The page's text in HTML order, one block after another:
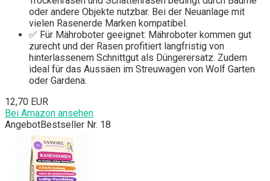
oder andere Objekte nutzbar. Bei der Neuanlage mit
vielen Rasenerde Marken kompatibel.
✅ Für Mähroboter geeignet: Mähroboter kommen gut
zurecht und der Rasen profitiert langfristig von
hinterlassenem Schnittgut als Düngerersatz. Zudem
ideal für das Aussäen im Streuwagen von Wolf Garten
oder Gardena.
12,70 EUR
Bei Amazon ansehen
AngebotBestseller Nr. 18